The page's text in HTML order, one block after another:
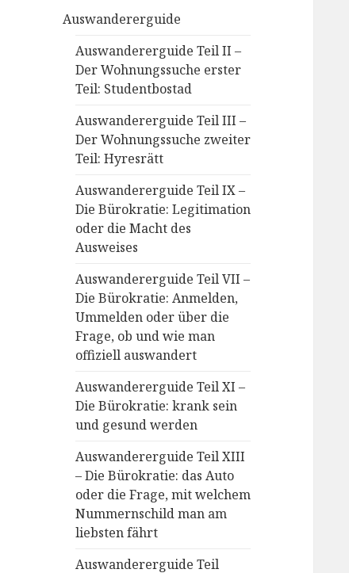
Auswandererguide
Auswandererguide Teil II –
Der Wohnungssuche erster
Teil: Studentbostad
Auswandererguide Teil III –
Der Wohnungssuche zweiter
Teil: Hyresrätt
Auswandererguide Teil IX –
Die Bürokratie: Legitimation
oder die Macht des
Ausweises
Auswandererguide Teil VII –
Die Bürokratie: Anmelden,
Ummelden oder über die
Frage, ob und wie man
offiziell auswandert
Auswandererguide Teil XI –
Die Bürokratie: krank sein
und gesund werden
Auswandererguide Teil XIII
– Die Bürokratie: das Auto
oder die Frage, mit welchem
Nummernschild man am
liebsten fährt
Auswandererguide Teil